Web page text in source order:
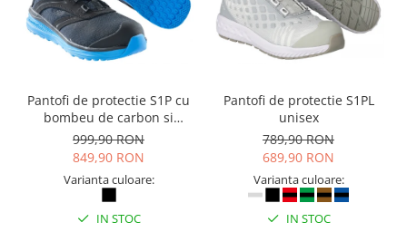
Pantofi de protectie S1P cu
bombeu de carbon si
inchidere BOAÂ® Fit
999,90 RON
849,90 RON
Varianta culoare:
IN STOC
Pantofi de protectie S1PL
unisex
789,90 RON
689,90 RON
Varianta culoare:
IN STOC